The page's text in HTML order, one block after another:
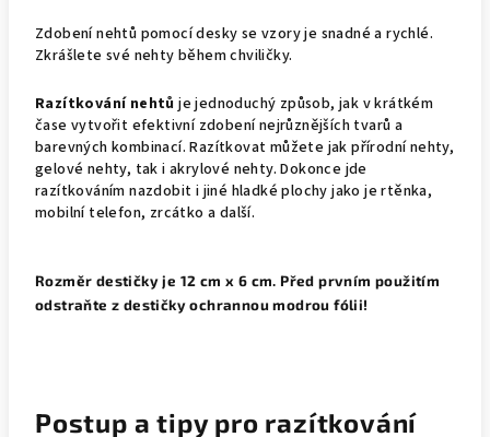
Zdobení nehtů pomocí desky se vzory je snadné a rychlé.
Zkrášlete své nehty během chviličky.
Razítkování nehtů je jednoduchý způsob, jak v krátkém
čase vytvořit efektivní zdobení nejrůznějších tvarů a
barevných kombinací. Razítkovat můžete jak přírodní nehty,
gelové nehty, tak i akrylové nehty. Dokonce jde
razítkováním nazdobit i jiné hladké plochy jako je rtěnka,
mobilní telefon, zrcátko a další.
Rozměr destičky je 12 cm x 6 cm. Před prvním použitím
odstraňte z destičky ochrannou modrou fólii!
Postup a tipypro razítkování